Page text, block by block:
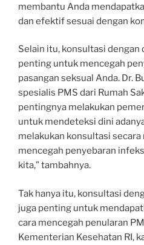
membantu Anda
dan efektif sesuai dengan
Selain itu, konsultasi
penting untuk mencegah
pasangan seksual Anda. Dr.
spesialis PMS dari Rumah
pentingnya melakukan
untuk mendeteksi dini
melakukan konsultasi
mencegah penyebaran
kita,” tambahnya.
Tak hanya itu, konsultasi
juga penting untuk
cara mencegah penularan
Kementerian Kesehatan RI,